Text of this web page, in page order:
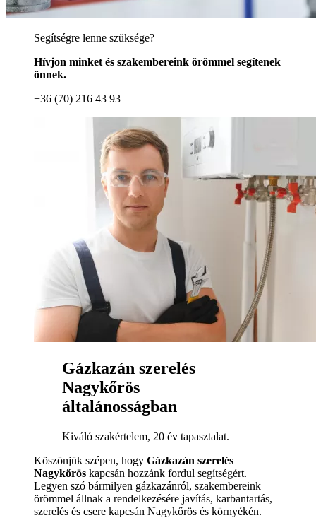
Segítségre lenne szüksége?
Hívjon minket és szakembereink örömmel segítenek
önnek.
+36 (70) 216 43 93
Gázkazán szerelés
Nagykőrös
általánosságban
Kiváló szakértelem, 20 év tapasztalat.
Köszönjük szépen, hogy Gázkazán szerelés
Nagykőrös kapcsán hozzánk fordul segítségért.
Legyen szó bármilyen gázkazánról, szakembereink
örömmel állnak a rendelkezésére javítás, karbantartás,
szerelés és csere kapcsán Nagykőrös és környékén.